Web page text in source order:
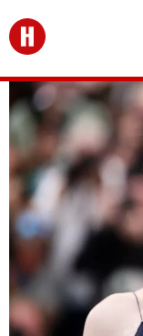
Перейти на главную